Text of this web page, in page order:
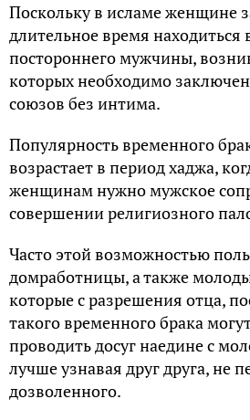
Поскольку в исламе женщине
длительное время находиться
постороннего мужчины,
которых необходимо
союзов без интима.
Популярность временного
возрастает в период хаджа,
женщинам нужно мужское
совершении религиозного
Часто этой возможностью
домработницы, а также
которые с разрешения отца,
такого временного брака
проводить досуг наедине с
лучше узнавая друг друга, не
дозволенного.